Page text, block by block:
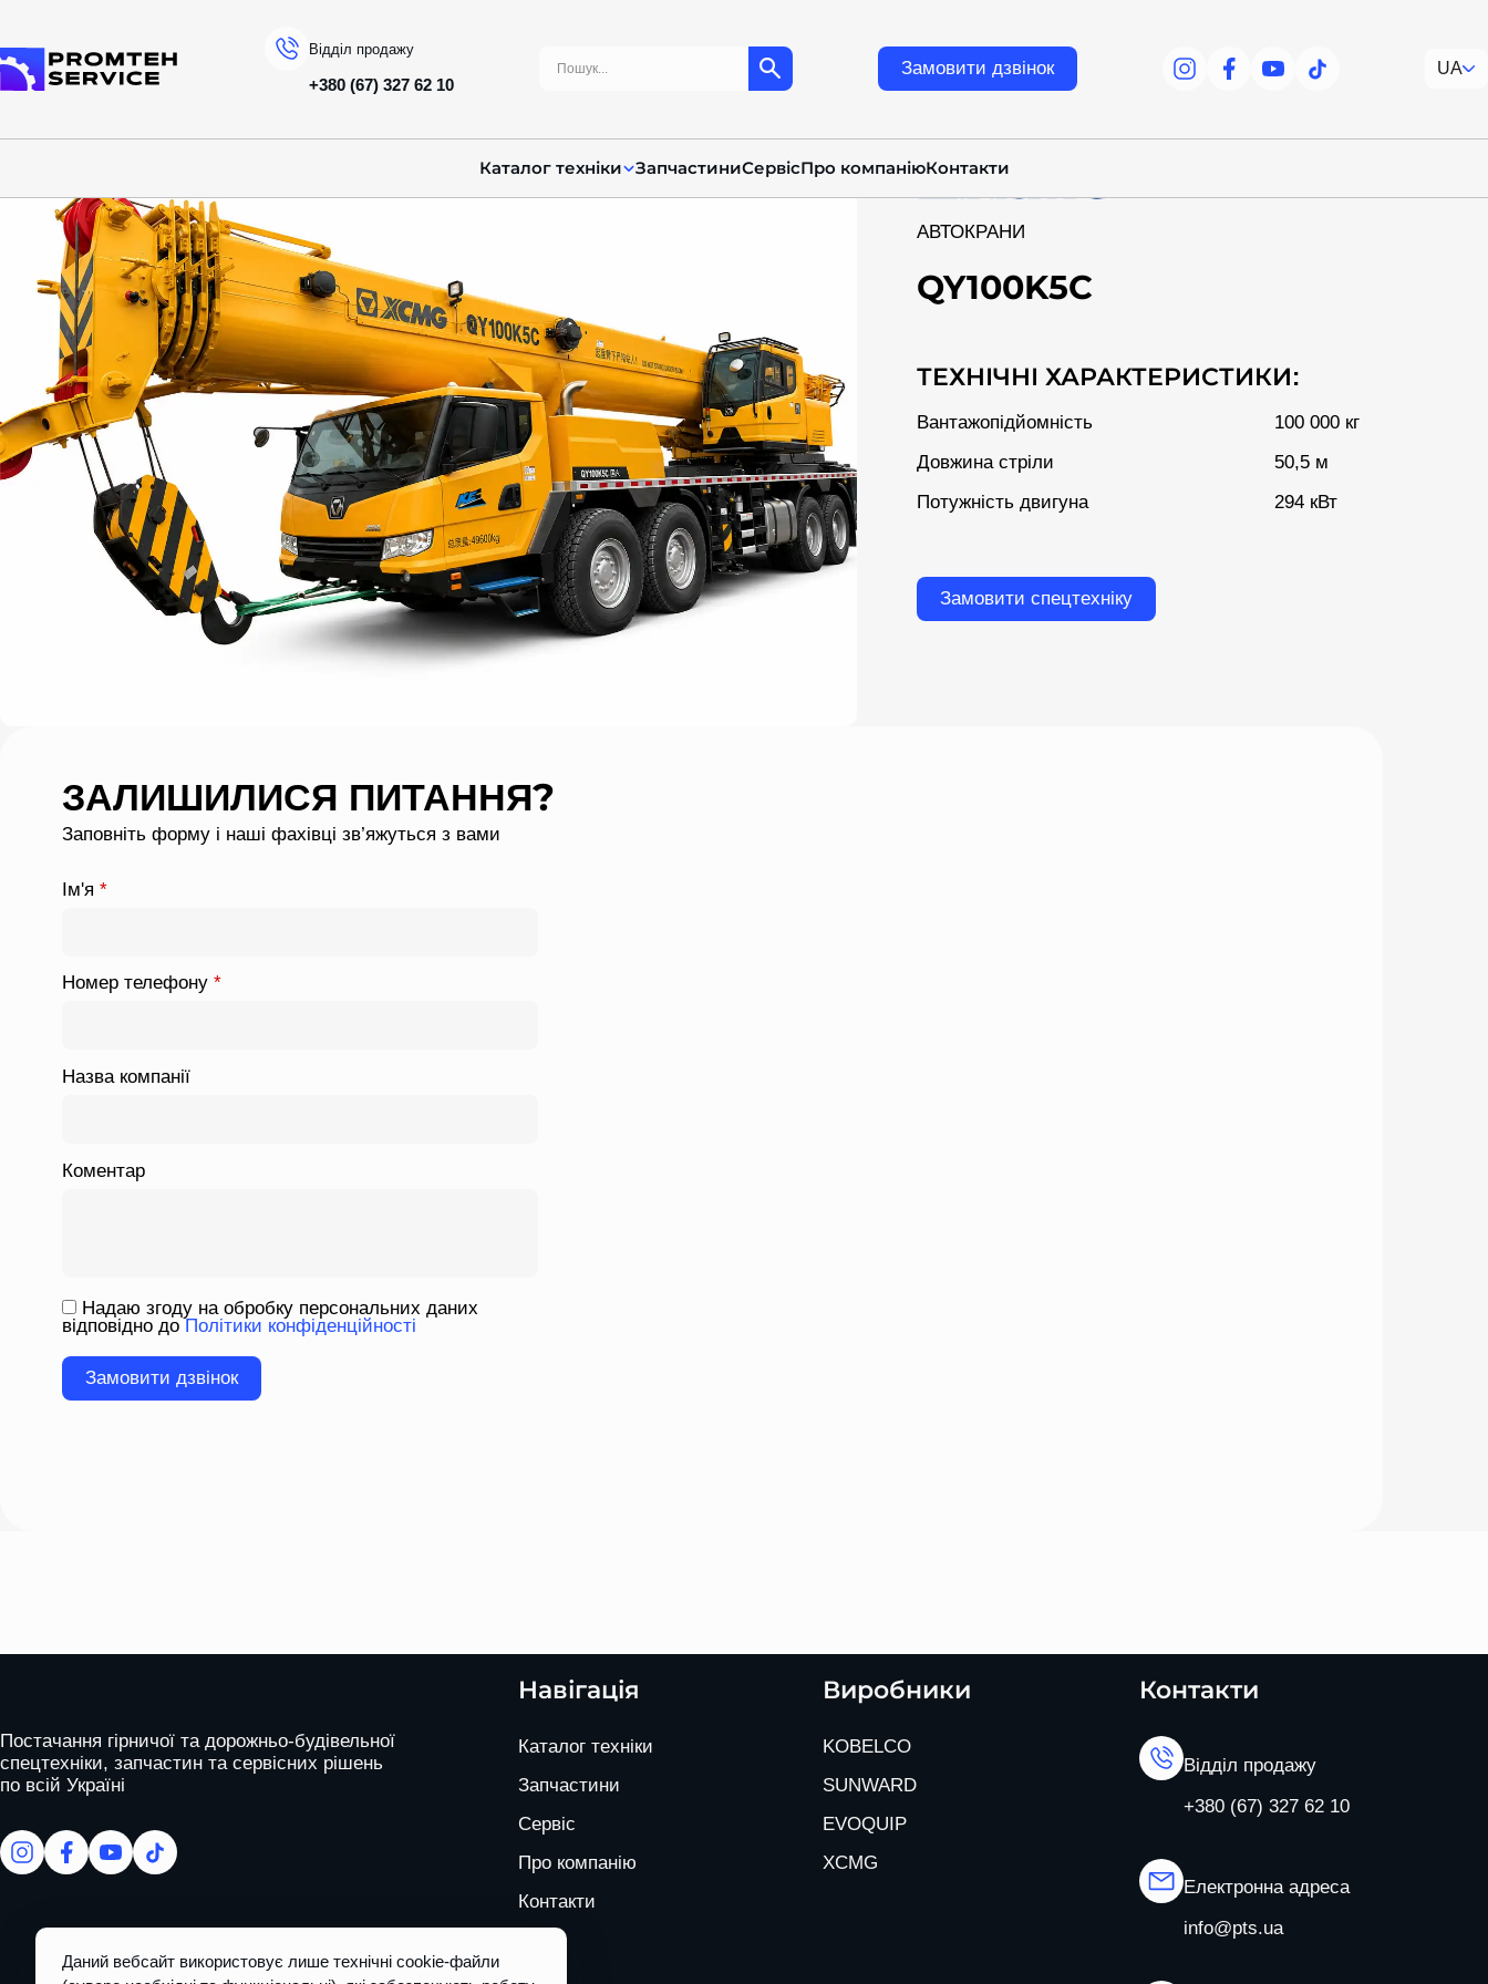
Відділ продажу
+380 (67) 327 62 10
Замовити дзвінок
facebookfacebookyoutubetiktok
UA
Каталог техніки ЗапчастиниСервісПро компаніюКонтакти
КАТАЛОГ ТЕХНІКИ XCMG АВТОКРАНИ QY100K5C
АВТОКРАНИ
QY100K5C
ТЕХНІЧНІ ХАРАКТЕРИСТИКИ:
Вантажопідйомність
100 000 кг
Довжина стріли
50,5 м
Потужність двигуна
294 кВт
Замовити спецтехніку
ЗАЛИШИЛИСЯ ПИТАННЯ?
Заповніть форму і наші фахівці зв’яжуться з вами
Ім'я *
Номер телефону *
Назва компанії
Коментар
Надаю згоду на обробку персональних даних
відповідно доПолітики конфіденційності
Постачання гірничої та дорожньо-будівельної
спецтехніки, запчастин та сервісних рішень
по всій Україні
facebookfacebookyoutube
tiktok
Навігація
Каталог техніки
Запчастини
Сервіс
Про компанію
Контакти
Виробники
KOBELCO
SUNWARD
EVOQUIP
XCMG
Контакти
Відділ продажу
+380 (67) 327 62 10
Електронна адреса
info@pts.ua
Даний вебсайт використовує лише технічні cookie-файли